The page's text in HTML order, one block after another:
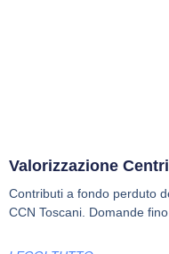
Valorizzazione
Contributi a fondo perduto
CCN Toscani. Domande